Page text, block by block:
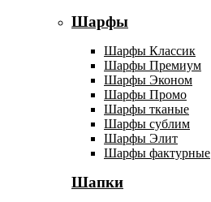
Шарфы
Шарфы Классик
Шарфы Премиум
Шарфы Эконом
Шарфы Промо
Шарфы тканые
Шарфы сублим
Шарфы Элит
Шарфы фактурные
Шапки